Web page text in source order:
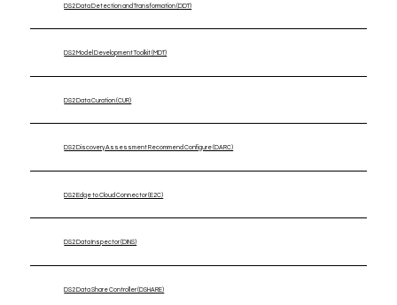
DS2 Data Detection and Transformation (DDT)
DS2 Model Development Toolkit (MDT)
DS2 Data Curation (CUR)
DS2 Discovery Assessment Recommend Configure (DARC)
DS2 Edge to Cloud Connector (E2C)
DS2 Data Inspector (DINS)
DS2 Data Share Controller (DSHARE)